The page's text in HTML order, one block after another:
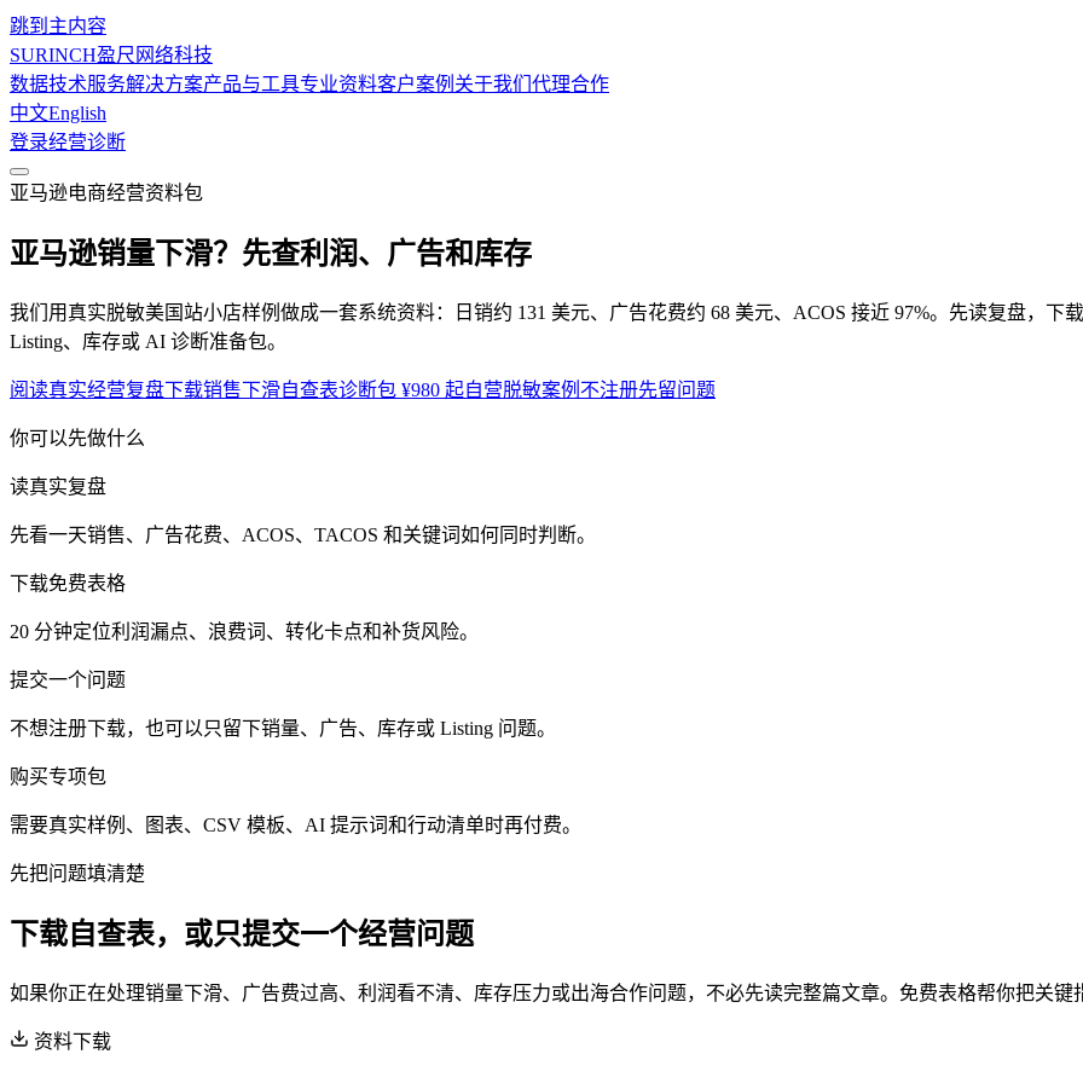
跳到主内容
SURINCH盈尺网络科技
数据技术服务解决方案产品与工具专业资料客户案例 关于我们 代理合作
中文English
登录经营诊断
亚马逊电商经营资料包
亚马逊销量下滑？ 先查利润、广告和库存
我们用真实脱敏美国站小店样例做成一套系统资料：日销约 131 美元、广告花费约 68 美元、ACOS 接近 97%。先读复盘，下
Listing、库存或 AI 诊断准备包。
阅读真实经营复盘下载销售下滑自查表诊断包 ¥980 起自营脱敏案例 不注册先留问题
你可以先做什么
读真实复盘
先看一天销售、广告花费、ACOS、TACOS 和关键词如何同时判断。
下载免费表格
20 分钟定位利润漏点、浪费词、转化卡点和补货风险。
提交一个问题
不想注册下载，也可以只留下销量、广告、库存或 Listing 问题。
购买专项包
需要真实样例、图表、CSV 模板、AI 提示词和行动清单时再付费。
先把问题填清楚
下载自查表，或只提交一个经营问题
如果你正在处理销量下滑、广告费过高、利润看不清、库存压力或出海合作问题，不必先读完整篇文章。免费表格帮你把关键
资料下载